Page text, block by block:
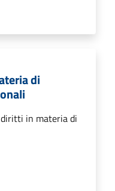
di
diritti in materia di